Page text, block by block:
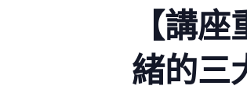
【講
緒的三